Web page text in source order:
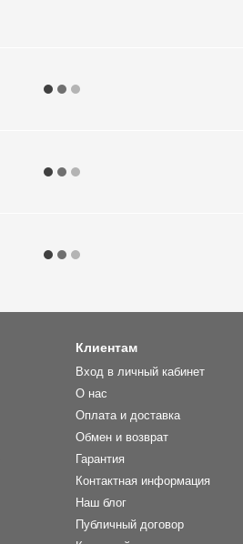
Клиентам
Вход в личный кабинет
О нас
Оплата и доставка
Обмен и возврат
Гарантия
Контактная информация
Наш блог
Публичный договор